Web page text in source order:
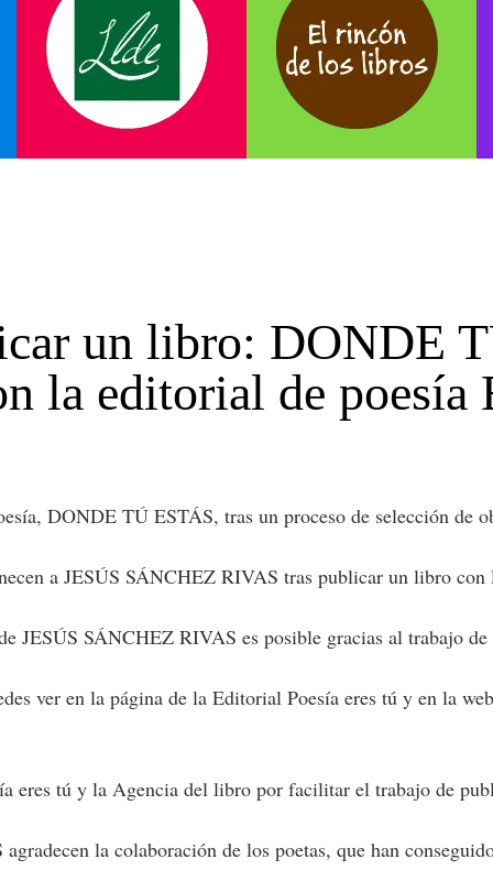
un libro: DONDE
la editorial de poesía
DONDE TÚ ESTÁS, tras un proceso de selección de
a JESÚS SÁNCHEZ RIVAS tras publicar un libro con
JESÚS SÁNCHEZ RIVAS es posible gracias al trabajo
ver en la página de la Editorial Poesía eres tú y en la
eres tú y la Agencia del libro por facilitar el trabajo de
la colaboración de los poetas, que han